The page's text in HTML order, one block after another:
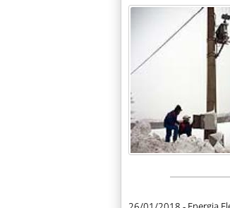
Lista allegati